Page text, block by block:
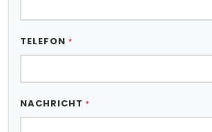
TELEFON *
NACHRICHT *